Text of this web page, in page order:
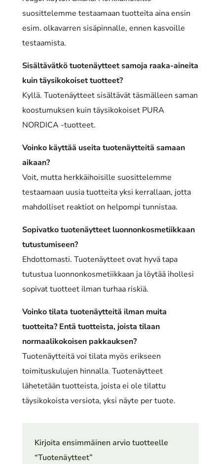
suosittelemme testaamaan tuotteita aina ensin
esim. olkavarren sisäpinnalle, ennen kasvoille
testaamista.
Sisältävätkö tuotenäytteet samoja raaka-aineita
kuin täysikokoiset tuotteet?
Kyllä. Tuotenäytteet sisältävät täsmälleen saman
koostumuksen kuin täysikokoiset PURA
NORDICA -tuotteet.
Voinko käyttää useita tuotenäytteitä samaan
aikaan?
Voit, mutta herkkäihoisille suosittelemme
testaamaan uusia tuotteita yksi kerrallaan, jotta
mahdolliset reaktiot on helpompi tunnistaa.
Sopivatko tuotenäytteet luonnonkosmetiikkaan
tutustumiseen?
Ehdottomasti. Tuotenäytteet ovat hyvä tapa
tutustua luonnonkosmetiikkaan ja löytää ihollesi
sopivat tuotteet ilman turhaa riskiä.
Voinko tilata tuotenäytteitä ilman muita
tuotteita? Entä tuotteista, joista tilaan
normaalikokoisen pakkauksen?
Tuotenäytteitä voi tilata myös erikseen
toimituskulujen hinnalla. Tuotenäytteet
lähetetään tuotteista, joista ei ole tilattu
täysikokoista versiota, yksi näyte per tuote.
Kirjoita ensimmäinen arvio tuotteelle
“Tuotenäytteet”